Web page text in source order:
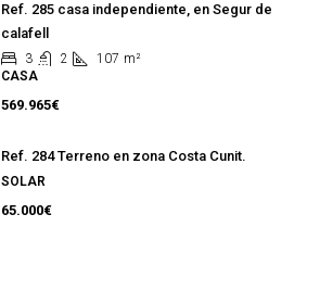
Ref. 285 casa independiente, en Segur de
calafell
3 2 107 m²
CASA
569.965€
Ref. 284 Terreno en zona Costa Cunit.
SOLAR
65.000€